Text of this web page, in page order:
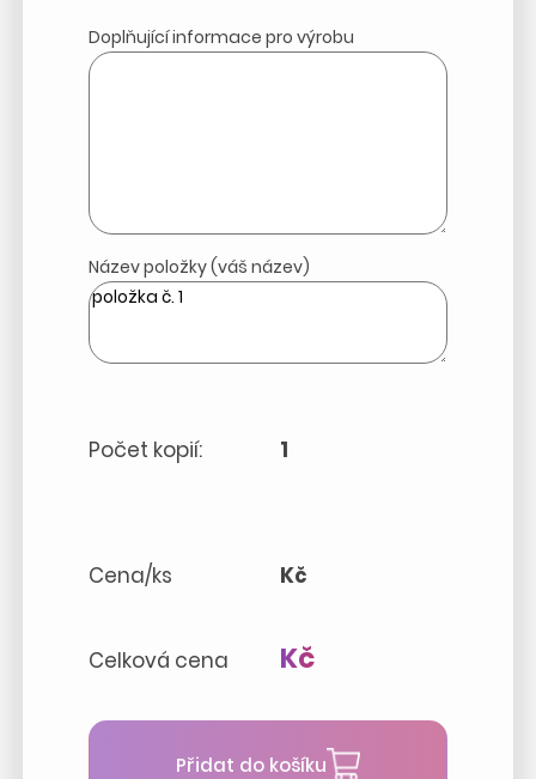
Název položky (váš název)
Počet kopií: 1
Cena/ks Kč
Celková cena Kč
Doplňující informace pro výrobu
Přidat do košíku